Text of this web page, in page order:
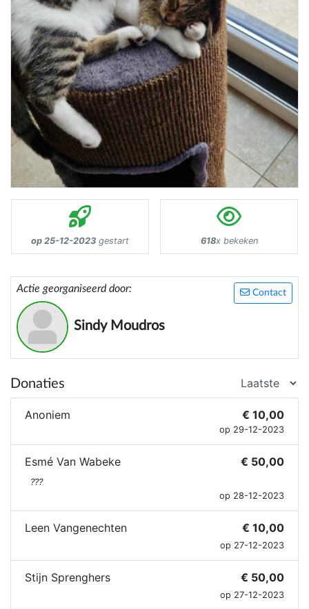
op 25-12-2023 gestart 618x bekeken
Contact
Actie georganiseerd door:
Sindy Moudros
Donaties
Anoniem € 10,00
op 29-12-2023
Esmé Van Wabeke € 50,00
???
op 28-12-2023
Leen Vangenechten € 10,00
op 27-12-2023
Stijn Sprenghers € 50,00
op 27-12-2023